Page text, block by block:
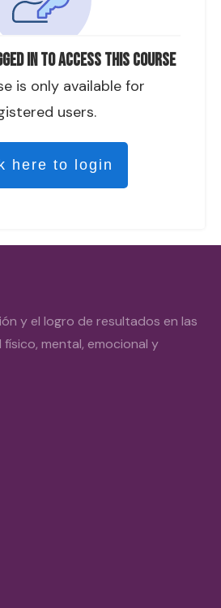
in to access this course
is only available for
users.
here to login
y el logro de resultados en las
mental, emocional y